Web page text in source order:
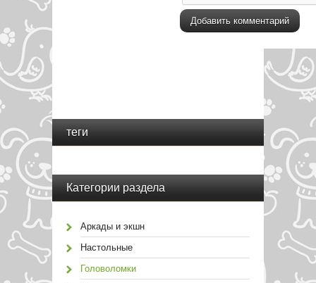
теги
Категории раздела
Аркады и экшн
Настольные
Головоломки